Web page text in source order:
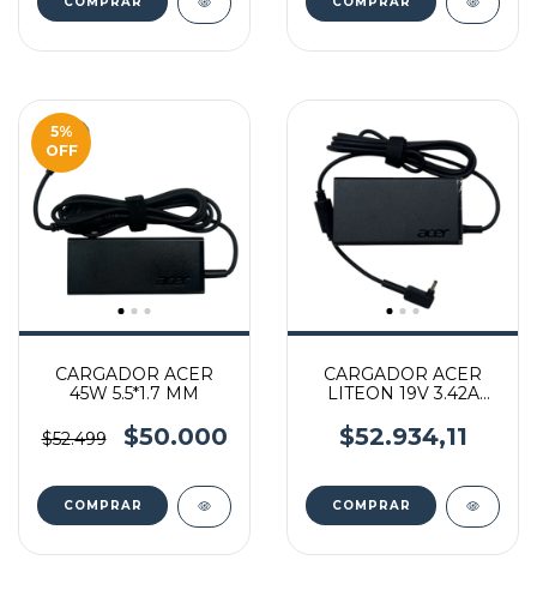
5%
OFF
CARGADOR ACER
45W 5.5*1.7 MM
$52.499 $50.000
CARGADOR ACER
LITEON 19V 3.42A
$52.934,11